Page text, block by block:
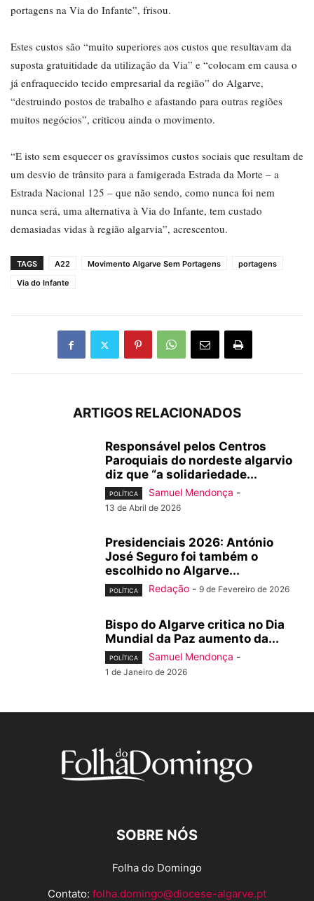
portagens na Via do Infante”, frisou.
Estes custos são “muito superiores aos custos que resultavam da
suposta gratuitidade da utilização da Via” e “colocam em causa o
já enfraquecido tecido empresarial da região” do Algarve,
“destruindo postos de trabalho e afastando para outras regiões
muitos negócios”, criticou ainda o movimento.
“E isto sem esquecer os gravíssimos custos sociais que resultam de
um desvio de trânsito para a famigerada Estrada da Morte – a
Estrada Nacional 125 – que não sendo, como nunca foi nem
nunca será, uma alternativa à Via do Infante, tem custado
demasiadas vidas à região algarvia”, acrescentou.
TAGS A22 Movimento Algarve Sem Portagens
portagens
Via do Infante
ARTIGOS RELACIONADOS
Responsável pelos Centros
Paroquiais do nordeste algarvio
diz que “a solidariedade...
POLÍTICA Samuel Mendonça -
13 de Abril de 2026
Presidenciais 2026: António
José Seguro foi também o
escolhido no Algarve...
POLÍTICA Redação - 9 de Fevereiro de 2026
Bispo do Algarve critica no Dia
Mundial da Paz aumento da...
POLÍTICA Samuel Mendonça -
1 de Janeiro de 2026
SOBRE NÓS
Folha do Domingo
Contato: folha.domingo@diocese-algarve.pt